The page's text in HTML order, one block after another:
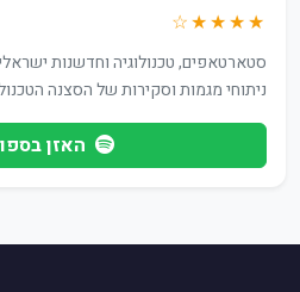
★★★★☆
סטארטאפים, טכנולוגיה וחדשנות
ניתוחי מגמות וסקירות של הסצנה
האזן